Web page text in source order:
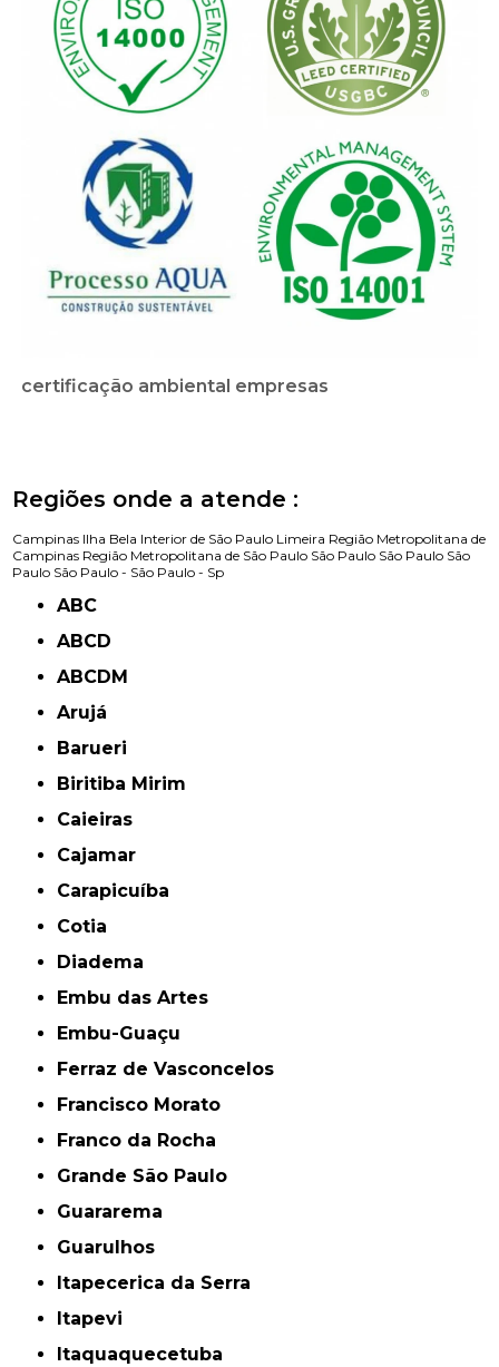
certificação ambiental empresas
Regiões onde a atende :
Campinas Ilha Bela Interior de São Paulo Limeira Região Metropolitana de
Campinas Região Metropolitana de São Paulo São Paulo São Paulo São
Paulo São Paulo - São Paulo - Sp
ABC
ABCD
ABCDM
Arujá
Barueri
Biritiba Mirim
Caieiras
Cajamar
Carapicuíba
Cotia
Diadema
Embu das Artes
Embu-Guaçu
Ferraz de Vasconcelos
Francisco Morato
Franco da Rocha
Grande São Paulo
Guararema
Guarulhos
Itapecerica da Serra
Itapevi
Itaquaquecetuba